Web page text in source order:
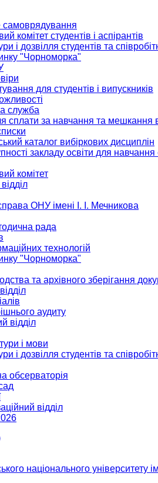
самоврядування
комітет студентів і аспірантів
і дозвілля студентів та
"Чорноморка"
для студентів і випускників
служба
сплати за навчання та мешкання
каталог вибіркових дисциплін
закладу освіти для
комітет
ОНУ імені І. І. Мечникова
рада
технологій
"Чорноморка"
та архівного зберігання
аудиту
відділ
і мови
і дозвілля студентів та
обсерваторія
відділ